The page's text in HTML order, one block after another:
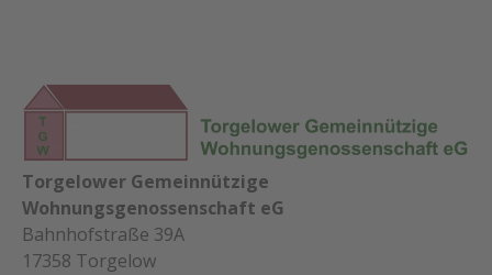
Torgelower Gemeinnützige
Wohnungsgenossenschaft eG
Bahnhofstraße 39A
17358 Torgelow